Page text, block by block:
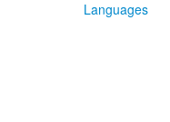
Languages